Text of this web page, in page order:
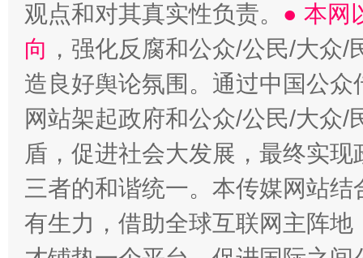
观点和对其真实性负责。 ● 本网
向 ，强化反腐和公众/公民/大众
造良好舆论氛围。通过中国公
网站架起政府和公众/公民/大众
盾，促进社会大发展，最终实
三者的和谐统一。本传媒网站
有生力，借助全球互联网主阵